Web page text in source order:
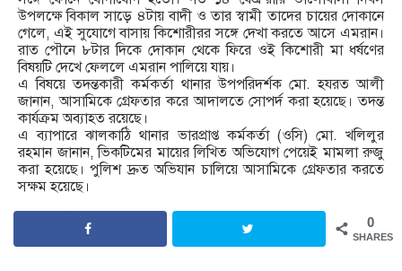
উপলক্ষে বিকাল সাড়ে ৪টায় বাদী ও তার স্বামী তাদের চায়ের দোকানে
গেলে, এই সুযোগে বাসায় কিশোরীরর সঙ্গে দেখা করতে আসে এমরান।
রাত পৌনে ৮টার দিকে দোকান থেকে ফিরে ওই কিশোরী মা ধর্ষণের
বিষয়টি দেখে ফেললে এমরান পালিয়ে যায়।
এ বিষয়ে তদন্তকারী কর্মকর্তা থানার উপপরিদর্শক মো. হযরত আলী
জানান, আসামিকে গ্রেফতার করে আদালতে সোপর্দ করা হয়েছে। তদন্ত
কার্যক্রম অব্যাহত রয়েছে।
এ ব্যাপারে ঝালকাঠি থানার ভারপ্রাপ্ত কর্মকর্তা (ওসি) মো. খলিলুর
রহমান জানান, ভিকটিমের মায়ের লিখিত অভিযোগ পেয়েই মামলা রুজু
করা হয়েছে। পুলিশ দ্রুত অভিযান চালিয়ে আসামিকে গ্রেফতার করতে
সক্ষম হয়েছে।
0
SHARES